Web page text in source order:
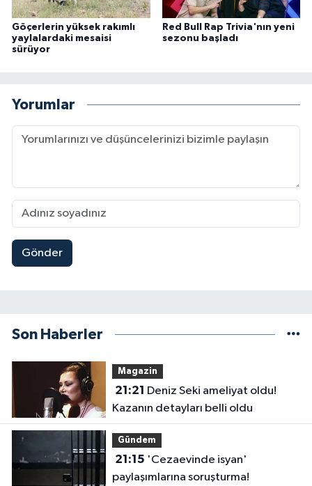
Göçerlerin yüksek rakımlı
yaylalardaki mesaisi
sürüyor
Red Bull Rap Trivia'nın yeni
sezonu başladı
Yorumlar
Gönder
Son Haberler
Magazin
21:21
Kazanın detayları belli oldu
Gündem
21:15
paylaşımlarına soruşturma!